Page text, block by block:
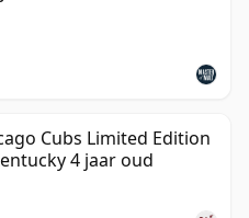
Cubs Limited Edition
4 jaar oud